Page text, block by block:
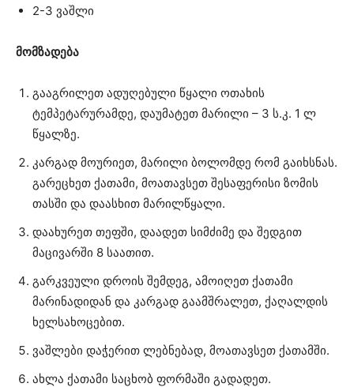
2-3 ვაშლი
მომზადება
გააგრილეთ ადუღებული წყალი ოთახის
ტემპეტარურამდე, დაუმატეთ მარილი – 3 ს.კ. 1 ლ
წყალზე.
კარგად მოურიეთ, მარილი ბოლომდე რომ გაიხსნას.
გარეცხეთ ქათამი, მოათავსეთ შესაფერისი ზომის
თასში და დაასხით მარილწყალი.
დაახურეთ თეფში, დაადეთ სიმძიმე და შედგით
მაცივარში 8 საათით.
გარკვეული დროის შემდეგ, ამოიღეთ ქათამი
მარინადიდან და კარგად გაამშრალეთ, ქაღალდის
ხელსახოცებით.
ვაშლები დაჭერით ლებნებად, მოათავსეთ ქათამში.
ახლა ქათამი საცხობ ფორმაში გადადეთ.